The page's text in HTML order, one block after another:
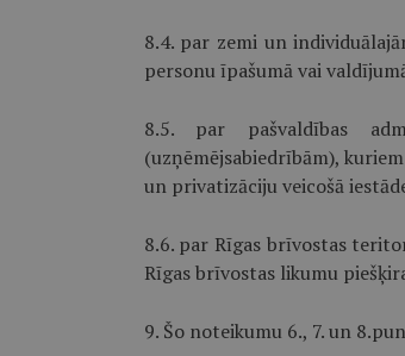
8.4. par zemi un
personu īpašumā vai
8.5. par pašvaldības
(uzņēmējsabiedrībām),
un privatizāciju veicošā
8.6. par Rīgas brīvostas
Rīgas brīvostas likumu
9. Šo noteikumu 6., 7. un